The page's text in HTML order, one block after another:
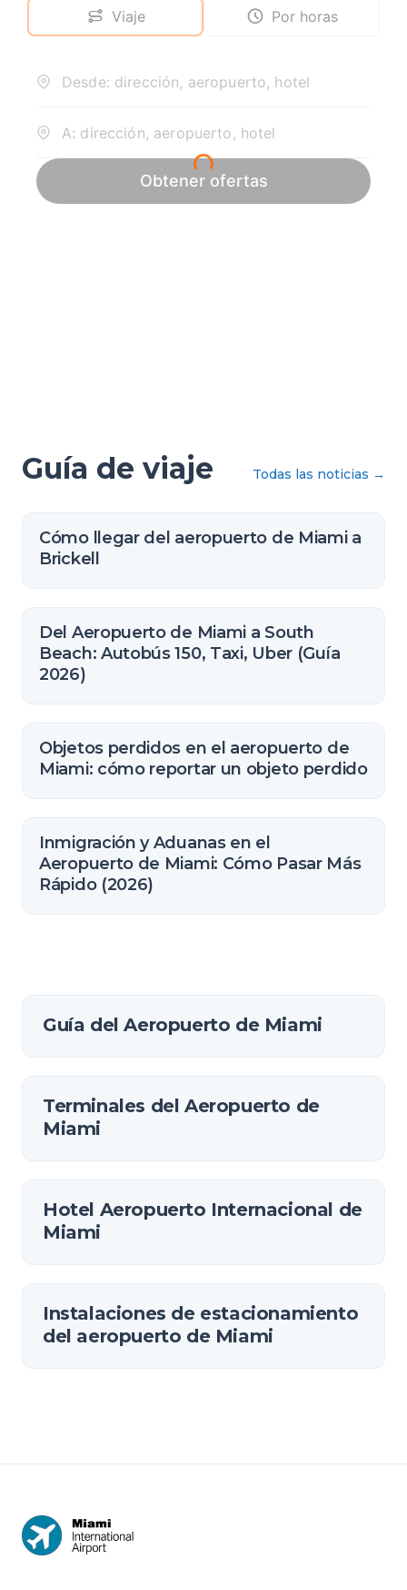
Guía de viaje Todas las noticias →
Cómo llegar del aeropuerto de Miami a
Brickell
Del Aeropuerto de Miami a South
Beach: Autobús 150, Taxi, Uber (Guía
2026)
Objetos perdidos en el aeropuerto de
Miami: cómo reportar un objeto perdido
Inmigración y Aduanas en el
Aeropuerto de Miami: Cómo Pasar Más
Rápido (2026)
Guía del Aeropuerto de Miami
Terminales del Aeropuerto de
Miami
Hotel Aeropuerto Internacional de
Miami
Instalaciones de estacionamiento
del aeropuerto de Miami